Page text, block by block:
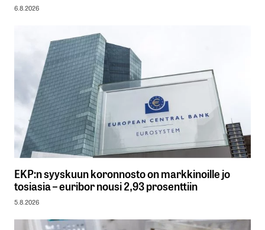
6.8.2026
EKP:n syyskuun koronnosto on markkinoille jo
tosiasia – euribor nousi 2,93 prosenttiin
5.8.2026